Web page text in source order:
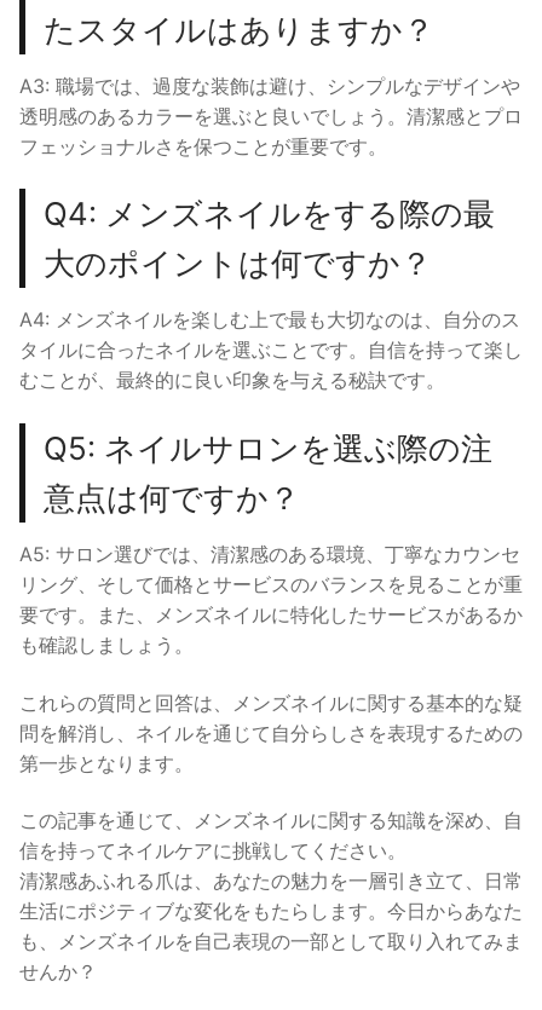
たスタイルはありますか？
A3: 職場では、過度な装飾は避け、シンプルなデザインや
透明感のあるカラーを選ぶと良いでしょう。清潔感とプロ
フェッショナルさを保つことが重要です。
Q4: メンズネイルをする際の最
大のポイントは何ですか？
A4: メンズネイルを楽しむ上で最も大切なのは、自分のス
タイルに合ったネイルを選ぶことです。自信を持って楽し
むことが、最終的に良い印象を与える秘訣です。
Q5: ネイルサロンを選ぶ際の注
意点は何ですか？
A5: サロン選びでは、清潔感のある環境、丁寧なカウンセ
リング、そして価格とサービスのバランスを見ることが重
要です。また、メンズネイルに特化したサービスがあるか
も確認しましょう。
これらの質問と回答は、メンズネイルに関する基本的な疑
問を解消し、ネイルを通じて自分らしさを表現するための
第一歩となります。
この記事を通じて、メンズネイルに関する知識を深め、自
信を持ってネイルケアに挑戦してください。
清潔感あふれる爪は、あなたの魅力を一層引き立て、日常
生活にポジティブな変化をもたらします。今日からあなた
も、メンズネイルを自己表現の一部として取り入れてみま
せんか？